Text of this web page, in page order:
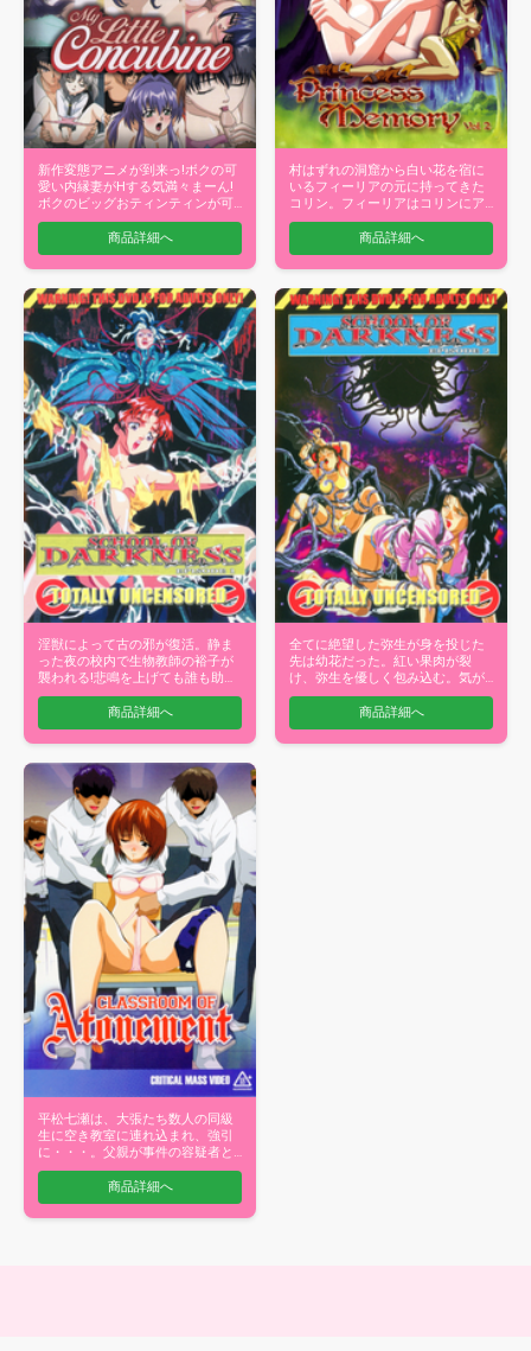
新作変態アニメが到来っ!ボクの可
愛い内縁妻がHする気満々まーん!
ボクのビッグおティンティンが可
愛いあ…
商品詳細へ
村はずれの洞窟から白い花を宿に
いるフィーリアの元に持ってきた
コリン。フィーリアはコリンにア
ミュレット…
商品詳細へ
淫獣によって古の邪が復活。静ま
った夜の校内で生物教師の裕子が
襲われる!悲鳴を上げても誰も助け
てもらえ…
商品詳細へ
全てに絶望した弥生が身を投じた
先は幼花だった。紅い果肉が裂
け、弥生を優しく包み込む。気が
つくと弥生は…
商品詳細へ
平松七瀬は、大張たち数人の同級
生に空き教室に連れ込まれ、強引
に・・・。父親が事件の容疑者と
して逮捕さ…
商品詳細へ